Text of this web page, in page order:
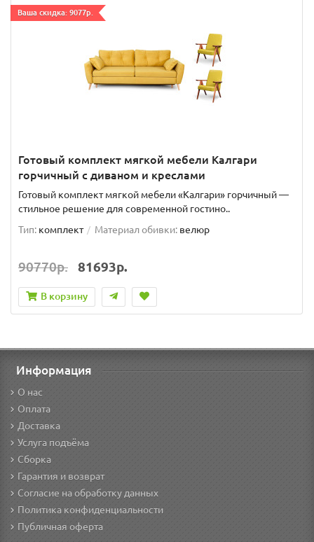
Ваша скидка: 9077р.
Готовый комплект мягкой мебели Калгари
горчичный с диваном и креслами
Готовый комплект мягкой мебели «Калгари» горчичный —
стильное решение для современной гостино..
Тип: комплект Материал обивки: велюр
90770р. 81693р.
В корзину
Информация
О нас
Оплата
Доставка
Услуга подъёма
Сборка
Гарантия и возврат
Согласие на обработку данных
Политика конфиденциальности
Публичная оферта